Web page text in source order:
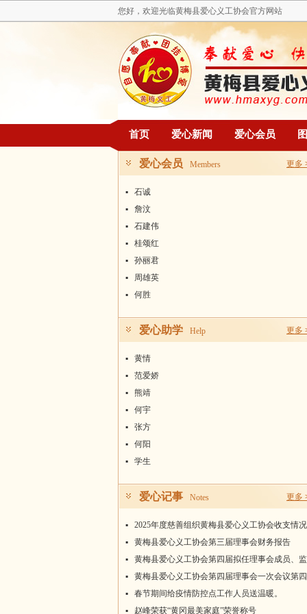
您好，欢迎光临黄梅县爱心义工协会官方网站
首页 爱心新闻 爱心会员
更多
爱心会员 Members
▪
石诚
▪
詹汶
▪
石建伟
▪
桂颂红
▪
孙丽君
▪
周雄英
▪
何胜
更多
爱心助学 Help
▪
黄情
▪
范爱娇
▪
熊靖
▪
何宇
▪
张方
▪
何阳
▪
学生
更多
爱心记事 Notes
▪
2025年度慈善组织黄梅县爱心义工协会收支情况
统计表
▪
黄梅县爱心义工协会第三届理事会财务报告
▪
黄梅县爱心义工协会第四届拟任理事会成员、监
事名单
▪
黄梅县爱心义工协会第四届理事会一次会议第四
届会长、常务副会长、副会长、秘书长名单
▪
春节期间给疫情防控点工作人员送温暖。
▪
赵峰荣获“黄冈最美家庭”荣誉称号